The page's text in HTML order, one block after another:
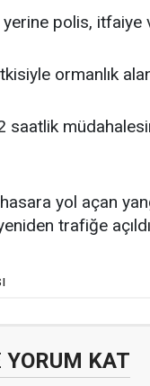
polis, itfaiye
ormanlık
saatlik
yol açan
trafiğe
YORUM KAT